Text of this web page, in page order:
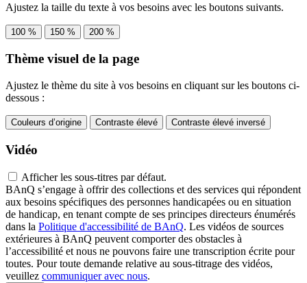
Ajustez la taille du texte à vos besoins avec les boutons suivants.
100 % 150 % 200 %
Thème visuel de la page
Ajustez le thème du site à vos besoins en cliquant sur les boutons ci-
dessous :
Couleurs d’origine Contraste élevé Contraste élevé inversé
Vidéo
Afficher les sous-titres par défaut.
BAnQ s’engage à offrir des collections et des services qui répondent
aux besoins spécifiques des personnes handicapées ou en situation
de handicap, en tenant compte de ses principes directeurs énumérés
dans la Politique d'accessibilité de BAnQ. Les vidéos de sources
extérieures à BAnQ peuvent comporter des obstacles à
l’accessibilité et nous ne pouvons faire une transcription écrite pour
toutes. Pour toute demande relative au sous-titrage des vidéos,
veuillez communiquer avec nous.